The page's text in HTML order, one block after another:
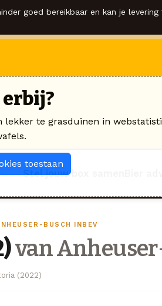
goed bereikbaar en kan je
Stel jouw box samen
BUSCH INBEV
van
(2022)
te grasduinen in
toestaan